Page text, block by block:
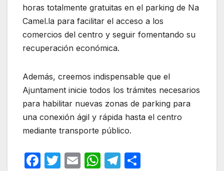
horas totalmente gratuitas en el parking de Na
Camel.la para facilitar el acceso a los
comercios del centro y seguir fomentando su
recuperación económica.
Además, creemos indispensable que el
Ajuntament inicie todos los trámites necesarios
para habilitar nuevas zonas de parking para
una conexión ágil y rápida hasta el centro
mediante transporte público.
F
T
E
W T